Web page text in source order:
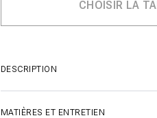
DESCRIPTION
MATIÈRES ET ENTRETIEN